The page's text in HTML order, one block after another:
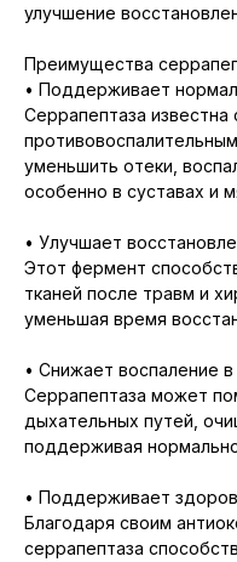
улучшение
Преимущества
• Поддерживает
Серрапептаза известна
уменьшить отеки,
особенно в суставах и
• Улучшает
Этот фермент
тканей после травм и
уменьшая время
• Снижает воспаление
Серрапептаза может
дыхательных путей,
поддерживая
• Поддерживает
Благодаря своим
серрапептаза